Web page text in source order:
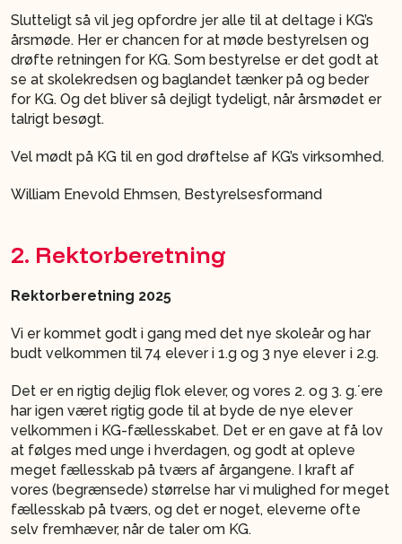
Slutteligt så vil jeg opfordre jer alle til at deltage i KG’s
årsmøde. Her er chancen for at møde bestyrelsen og
drøfte retningen for KG. Som bestyrelse er det godt at
se at skolekredsen og baglandet tænker på og beder
for KG. Og det bliver så dejligt tydeligt, når årsmødet er
talrigt besøgt.
Vel mødt på KG til en god drøftelse af KG’s virksomhed.
William Enevold Ehmsen, Bestyrelsesformand
2. Rektorberetning
Rektorberetning 2025
Vi er kommet godt i gang med det nye skoleår og har
budt velkommen til 74 elever i 1.g og 3 nye elever i 2.g.
Det er en rigtig dejlig flok elever, og vores 2. og 3. g.´ere
har igen været rigtig gode til at byde de nye elever
velkommen i KG-fællesskabet. Det er en gave at få lov
at følges med unge i hverdagen, og godt at opleve
meget fællesskab på tværs af årgangene. I kraft af
vores (begrænsede) størrelse har vi mulighed for meget
fællesskab på tværs, og det er noget, eleverne ofte
selv fremhæver, når de taler om KG.